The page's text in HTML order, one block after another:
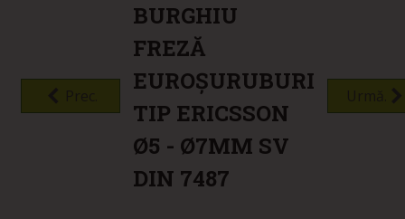
BURGHIU
FREZĂ
EUROȘURUBURI
TIP ERICSSON
Ø5 - Ø7MM SV
DIN 7487